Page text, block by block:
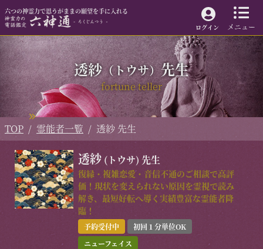
メニュー
六つの神霊力で思うがままの願望を手に入れる
ログイン
透紗（トウサ）先生
fortune teller
TOP 霊能者一覧 透紗 先生
透紗 (トウサ) 先生
復縁・複雑恋愛・音信不通のご相談で高評
価！現状を変えられない原因を霊視で読み
解き、最短好転へ導く実績豊富な霊能者降
臨！
予約受付中
初回１分単位OK
ニューフェイス
電話でのお問い合わせ
六つの神霊力による特別な電話鑑定で、
霊能者があなたの「愛」を叶えます。
03-6382-5051
24時間自動受付（年中無休）
メールで問い合わせる
六神通 TOP
霊能者一覧
お客様からの声
人気ランキング
ご利用ガイド
料金・お支払い
よくあるご質問
六神通とは
利用規約
特定商取引法表記
個人情報保護方針
サイトマップ